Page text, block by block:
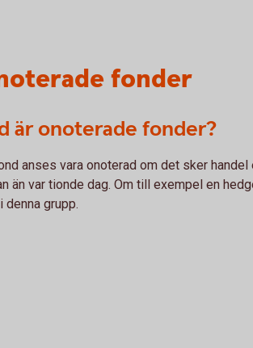
fonder
är onoterade fonder?
anses vara onoterad om det sker
än var tionde dag. Om till exempel en
denna grupp.